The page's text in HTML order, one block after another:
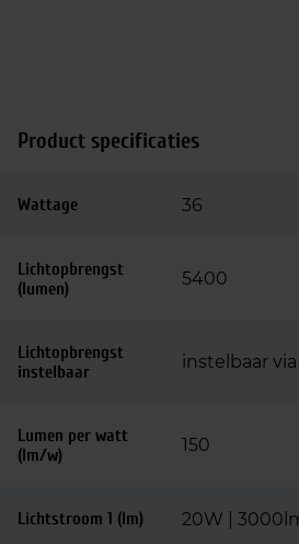
Product specificaties
Wattage 36
Lichtopbrengst
(lumen)
5400
Lichtopbrengst
instelbaar
instelbaar
Lumen per watt
(lm/w)
150
Lichtstroom 1 (lm) 20W |